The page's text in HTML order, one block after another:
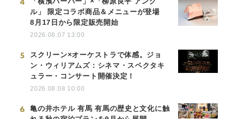
ル」 限定コラボ商品＆メニューが登場
8月17日から限定販売開始
2026.08.07 13:00
5
スクリーン×オーケストラで体感。ジョ
ン・ウィリアムズ：シネマ・スペクタキ
ュラー・コンサート開催決定！
2026.08.08 10:00
6
亀の井ホテル 有馬 有馬の歴史と文化に触